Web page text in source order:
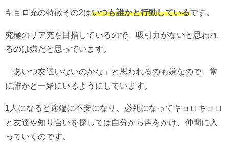
キョロ充の特徴その2はいつも誰かと行動しているです。
究極のリア充を目指しているので、吸引力がないと思われ
るのは嫌だと思っています。
「あいつ友達いないのかな」と思われるのも嫌なので、常
に誰かと一緒にいるようにしています。
1人になると途端に不安になり、必死になってキョロキョロ
と友達や知り合いを探しては自分から声をかけ、仲間に入
っていくのです。